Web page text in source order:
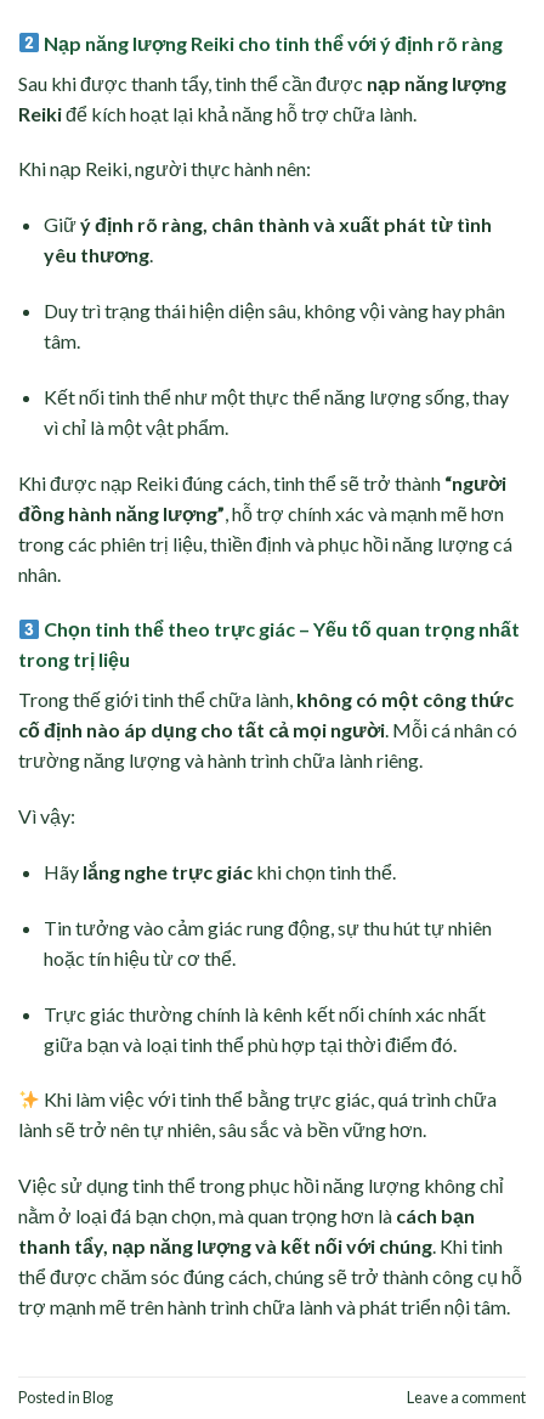
Nạp năng lượng Reiki cho tinh thể với ý định rõ ràng
Sau khi được thanh tẩy, tinh thể cần được nạp năng lượng
Reikiđể kích hoạt lại khả năng hỗ trợ chữa lành.
Khi nạp Reiki, người thực hành nên:
Giữý định rõ ràng, chân thành và xuất phát từ tình
yêu thương.
Duy trì trạng thái hiện diện sâu, không vội vàng hay phân
tâm.
Kết nối tinh thể như một thực thể năng lượng sống, thay
vì chỉ là một vật phẩm.
Khi được nạp Reiki đúng cách, tinh thể sẽ trở thành “người
đồng hành năng lượng” , hỗ trợ chính xác và mạnh mẽ hơn
trong các phiên trị liệu, thiền định và phục hồi năng lượng cá
nhân.
Chọn tinh thể theo trực giác – Yếu tố quan trọng nhất
trong trị liệu
Trong thế giới tinh thể chữa lành, không có một công thức
cố định nào áp dụng cho tất cả mọi người. Mỗi cá nhân có
trường năng lượng và hành trình chữa lành riêng.
Vì vậy:
Hãy lắng nghe trực giáckhi chọn tinh thể.
Tin tưởng vào cảm giác rung động, sự thu hút tự nhiên
hoặc tín hiệu từ cơ thể.
Trực giác thường chính là kênh kết nối chính xác nhất
giữa bạn và loại tinh thể phù hợp tại thời điểm đó.
Khi làm việc với tinh thể bằng trực giác, quá trình chữa
lành sẽ trở nên tự nhiên, sâu sắc và bền vững hơn.
Việc sử dụng tinh thể trong phục hồi năng lượng không chỉ
nằm ở loại đá bạn chọn, mà quan trọng hơn là cách bạn
thanh tẩy, nạp năng lượng và kết nối với chúng. Khi tinh
thể được chăm sóc đúng cách, chúng sẽ trở thành công cụ hỗ
trợ mạnh mẽ trên hành trình chữa lành và phát triển nội tâm.
Posted inBlog Leave a comment